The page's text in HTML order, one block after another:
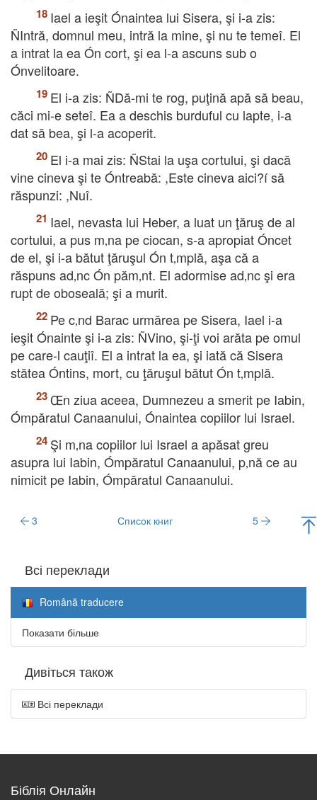
Iael a ieşit Ónaintea lui Sisera, şi i-a zis:
ÑIntră, domnul meu, intră la mine, şi nu te temeî. El
a intrat la ea Ón cort, şi ea l-a ascuns sub o
Ónvelitoare.
El i-a zis: ÑDă-mi te rog, puţină apă să beau,
căci mi-e seteî. Ea a deschis burduful cu lapte, i-a
dat să bea, şi l-a acoperit.
El i-a mai zis: ÑStai la uşa cortului, şi dacă
vine cineva şi te Óntreabă: ,Este cineva aici?í să
răspunzi: ,Nuî.
Iael, nevasta lui Heber, a luat un ţăruş de al
cortului, a pus m‚na pe ciocan, s-a apropiat Óncet
de el, şi i-a bătut ţăruşul Ón t‚mplă, aşa că a
răspuns ad‚nc Ón păm‚nt. El adormise ad‚nc şi era
rupt de oboseală; şi a murit.
Pe c‚nd Barac urmărea pe Sisera, Iael i-a
ieşit Ónainte şi i-a zis: ÑVino, şi-ţi voi arăta pe omul
pe care-l cauţiî. El a intrat la ea, şi iată că Sisera
stătea Óntins, mort, cu ţăruşul bătut Ón t‚mplă.
Œn ziua aceea, Dumnezeu a smerit pe Iabin,
Ómpăratul Canaanului, Ónaintea copiilor lui Israel.
Şi m‚na copiilor lui Israel a apăsat greu
asupra lui Iabin, Ómpăratul Canaanului, p‚nă ce au
nimicit pe Iabin, Ómpăratul Canaanului.
3 Список книг 5
Всі переклади
Română traducere
Показати більше
Дивіться також
Всі переклади
Біблія Онлайн